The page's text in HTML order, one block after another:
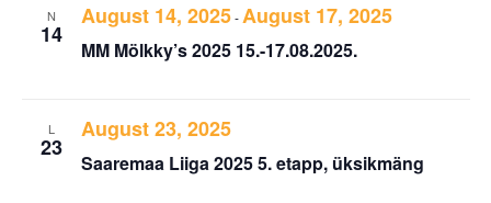
N
14
August 14, 2025-August 17, 2025
MM Mölkky’s 2025 15.-17.08.2025.
L
23
August 23, 2025
Saaremaa Liiga 2025 5. etapp, üksikmäng